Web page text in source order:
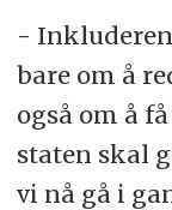
-
bare om å
også om å
staten skal
vi nå gå i